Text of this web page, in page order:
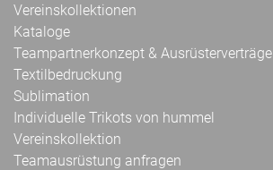
Vereinskollektionen
Kataloge
Teampartnerkonzept & Ausrüsterverträge
Textilbedruckung
Sublimation
Individuelle Trikots von hummel
Vereinskollektion
Teamausrüstung anfragen